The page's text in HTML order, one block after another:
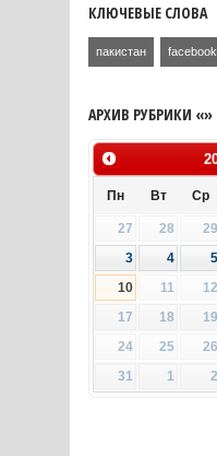
КЛЮЧЕВЫЕ СЛОВА
пакистан facebook
АРХИВ РУБРИКИ «»
Пн Вт Ср
27 28 29
3
4 5
10
11 12
17
18 19
24
25 26
31
1 2